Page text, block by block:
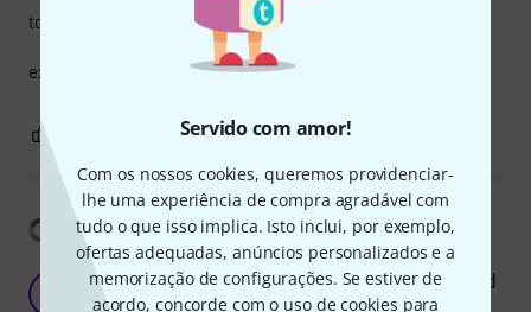
Servido com amor!
Com os nossos cookies, queremos providenciar-
lhe uma experiência de compra agradável com
tudo o que isso implica. Isto inclui, por exemplo,
ofertas adequadas, anúncios personalizados e a
memorização de configurações. Se estiver de
acordo, concorde com o uso de cookies para
excelente acessório qualidade preço e de fácil utilização
tocabilidade
REPORTAR A CRÍTICA
Mostrar tradução
Compact, sturdy, good finish and good rebound
VFRUST 28.04.2021